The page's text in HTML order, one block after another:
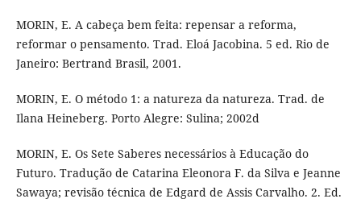
MORIN, E. A cabeça bem feita: repensar a reforma,
reformar o pensamento. Trad. Eloá Jacobina. 5 ed. Rio de
Janeiro: Bertrand Brasil, 2001.
MORIN, E. O método 1: a natureza da natureza. Trad. de
Ilana Heineberg. Porto Alegre: Sulina; 2002d
MORIN, E. Os Sete Saberes necessários à Educação do
Futuro. Tradução de Catarina Eleonora F. da Silva e Jeanne
Sawaya; revisão técnica de Edgard de Assis Carvalho. 2. Ed.